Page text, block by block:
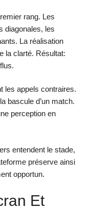
rang. Les
diagonales, les
La réalisation
la clarté. Résultat:
les appels contraires.
bascule d’un match.
perception en
entendent le stade,
préserve ainsi
opportun.
Et